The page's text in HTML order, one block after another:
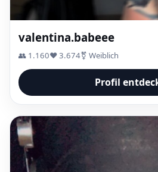
valentina.babeee
👥 1.160❤️ 3.674⚧ Weiblich
Profil